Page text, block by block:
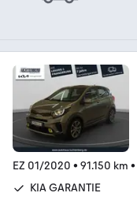
EZ 01/2020 • 91.150 km •
KIA GARANTIE